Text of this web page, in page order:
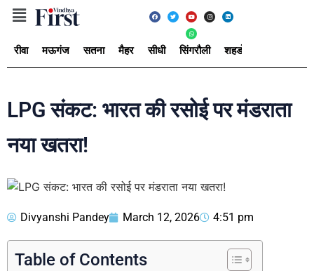
रीवा मऊगंज सतना मैहर सीधी सिंगरौली शहडोल
LPG संकट: भारत की रसोई पर मंडराता
नया खतरा!
Divyanshi Pandey March 12, 2026 4:51 pm
Table of Contents